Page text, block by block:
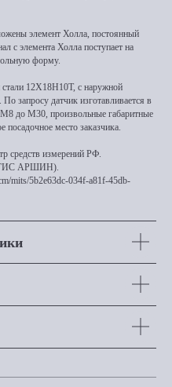
элемент Холла, постоянный
с элемента Холла поступает на
форму.
12Х18Н10Т, с наружной
запросу датчик изготавливается в
до M30, произвольные габаритные
место заказчика.
средств измерений РФ.
АРШИН).
mits/5b2e63dc-034f-a81f-45db-